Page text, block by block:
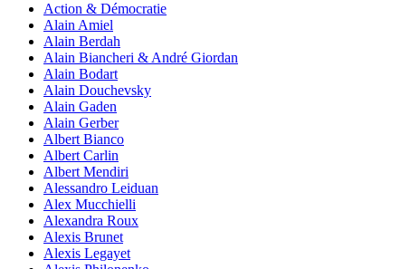
Action & Démocratie
Alain Amiel
Alain Berdah
Alain Biancheri & André Giordan
Alain Bodart
Alain Douchevsky
Alain Gaden
Alain Gerber
Albert Bianco
Albert Carlin
Albert Mendiri
Alessandro Leiduan
Alex Mucchielli
Alexandra Roux
Alexis Brunet
Alexis Legayet